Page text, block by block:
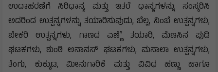
ಉದಾಹರಣೆಗೆ ಸಿರಿಧಾನ್ಯ ಮತ್ತು ಇತರೆ ಧಾನ್ಯಗಳನ್ನು ಸಂಸ್ಕರಿಸಿ
ಅದರಿಂದ ಉತ್ಪನ್ನಗಳನ್ನು ತಯಾರಿಸುವುದು, ಬೆಲ್ಲ, ನಿಂಬೆ ಉತ್ಪನ್ನಗಳು,
ಬೇಕರಿ ಉತ್ಪನ್ನಗಳು, ಗಾಣದ ಎಣ್ಣೆೆ ತಯಾರಿ, ಮೆಣಸಿನ ಪುಡಿ
ಘಟಕಗಳು, ಶುಂಠಿ ಅನಾನಸ್ ಘಟಕಗಳು, ಮಸಾಲಾ ಉತ್ಪನ್ನಗಳು,
ತೆಂಗು, ಕುಕ್ಕುಟ, ಮೀನುಗಾರಿಕೆ ಮತ್ತು ವಿವಿಧ ಹಣ್ಣು ಹಾಗೂ